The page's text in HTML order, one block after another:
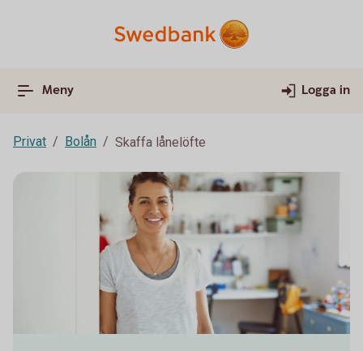
Meny Logga in
Privat Bolån Skaffa lånelöfte